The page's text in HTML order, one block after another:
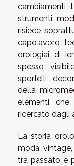
cambiamenti
strumenti
risiede
capolavoro
orologiai di
spesso
sportelli
della
elementi
ricercato dagli
La storia
moda
tra passato e